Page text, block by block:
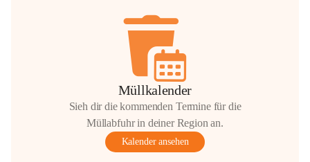
Müllkalender
Sieh dir die kommenden Termine für die
Müllabfuhr in deiner Region an.
Kalender ansehen